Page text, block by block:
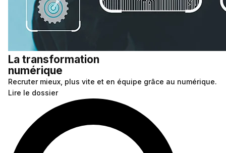
La transformation
numérique
Recruter mieux, plus vite et en équipe grâce au numérique.
Lire le dossier